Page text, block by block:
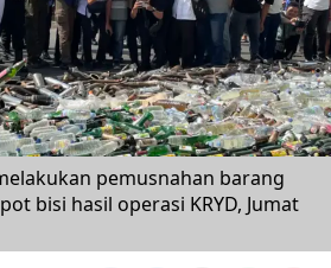
pemusnahan barang
bisi hasil operasi KRYD, Jumat